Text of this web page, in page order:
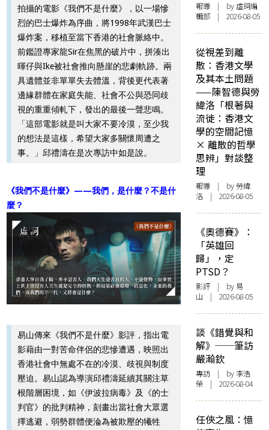
拍攝的電影《我們不是什麼》，以一場慘
烈的巴士爆炸為序曲，將1998年武漢巴士
爆炸案，移植至當下香港的社會脈絡中。
前鑑證專家龍Sir在焦黑的破片中，拼湊出
暉仔與Ike被社會推向懸崖的悲劇軌跡。兩
具遺體並非單單失去體溫，背後更代表著
邊緣群體在家庭失能、社會不公與恐同歧
視的重重傾軋下，發出的最後一聲悲鳴。
「這部電影就是叫大家不要冷漠，至少我
的想法是這樣，希望大家多關懷周遭之
事。」邱禮濤在是次專訪中如是說。
《我們不是什麼》——我們，是什麼？不是什
麼？
易山傳來《我們不是什麼》影評，指出電
影藉由一對苦命伴侶的悲慘遭遇，映照出
香港社會中無處不在的冷漠、歧視與制度
壓迫。易山認為導演邱禮濤延續其關注草
根階層困境，如《伊波拉病毒》及《的士
判官》的批判精神，刻畫出當社會大眾選
擇逃避，弱勢群體便淪為被欺壓的犧牲
報導 | by 虛詞編
輯部 | 2026-08-05
從視差到離
散：香港文學
及其本土問題
——陳智德與勞
緯洛「根著與
流徙：香港文
學的空間記憶
× 離散的哲學
思辨」對談整
理
報導 | by 勞緯
洛 | 2026-08-05
《奧德賽》：
「英雄回
歸」，定
PTSD？
影評 | by 易
山 | 2026-08-05
談《錯覺與和
解》──筆訪
嚴瀚欽
專訪 | by 李浩
榮 | 2026-08-04
任俠之風：憶